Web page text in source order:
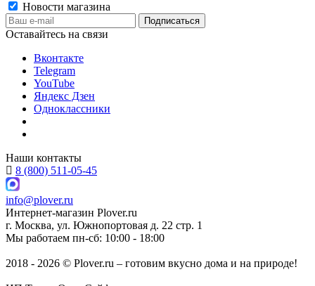
Новости магазина
Оставайтесь на связи
Вконтакте
Telegram
YouTube
Яндекс Дзен
Одноклассники
Наши контакты
8 (800) 511-05-45
info@plover.ru
Интернет-магазин Plover.ru
г. Москва, ул. Южнопортовая д. 22 стр. 1
Мы работаем пн-сб: 10:00 - 18:00
2018 - 2026 © Plover.ru – готовим вкусно дома и на природе!